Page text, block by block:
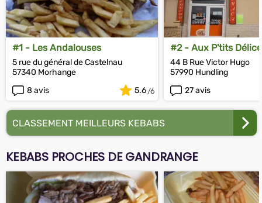
#1 - Les Andalouses
5 rue du général de Castelnau
57340 Morhange
8 avis
5.6
#2 - Aux P'tits
44 B Rue Victor Hugo
57990 Hundling
27 avis
CLASSEMENT MEILLEURS KEBABS
KEBABS PROCHES DE GANDRANGE